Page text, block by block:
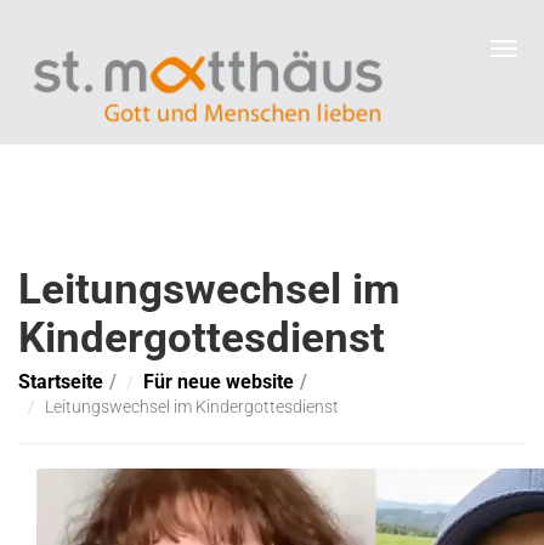
Leitungswechsel im
Kindergottesdienst
Startseite Für neue website
Leitungswechsel im Kindergottesdienst